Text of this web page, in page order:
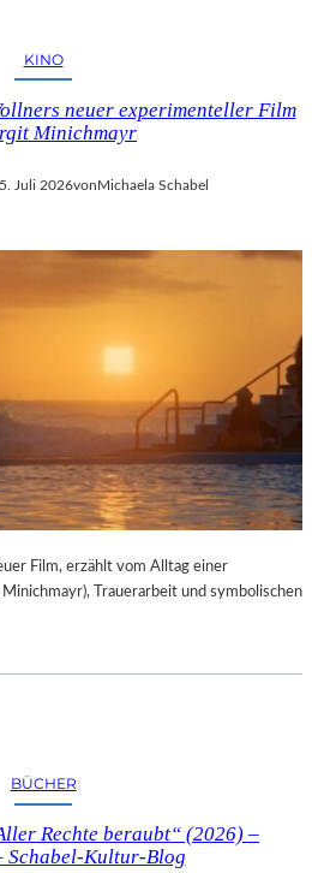
KINO
neuer experimenteller Film
Minichmayr
Juli 2026vonMichaela Schabel
Film, erzählt vom Alltag einer
Trauerarbeit und symbolischen
BÜCHER
Rechte beraubt“ (2026) –
Schabel-Kultur-Blog